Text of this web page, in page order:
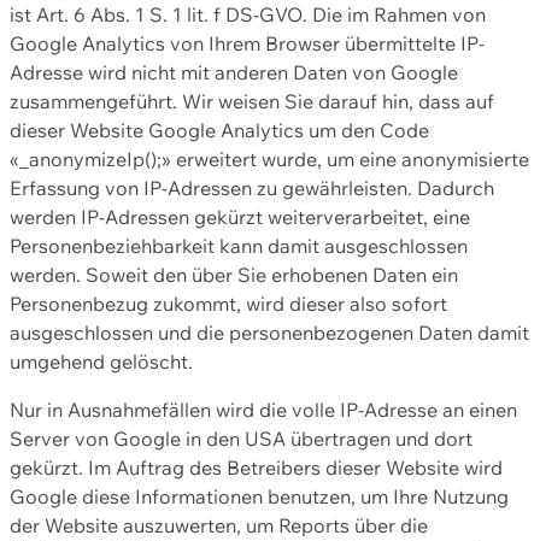
ist Art. 6 Abs. 1 S. 1 lit. f DS-GVO. Die im Rahmen von
Google Analytics von Ihrem Browser übermittelte IP-
Adresse wird nicht mit anderen Daten von Google
zusammengeführt. Wir weisen Sie darauf hin, dass auf
dieser Website Google Analytics um den Code
«_anonymizeIp();» erweitert wurde, um eine anonymisierte
Erfassung von IP-Adressen zu gewährleisten. Dadurch
werden IP-Adressen gekürzt weiterverarbeitet, eine
Personenbeziehbarkeit kann damit ausgeschlossen
werden. Soweit den über Sie erhobenen Daten ein
Personenbezug zukommt, wird dieser also sofort
ausgeschlossen und die personenbezogenen Daten damit
umgehend gelöscht.
Nur in Ausnahmefällen wird die volle IP-Adresse an einen
Server von Google in den USA übertragen und dort
gekürzt. Im Auftrag des Betreibers dieser Website wird
Google diese Informationen benutzen, um Ihre Nutzung
der Website auszuwerten, um Reports über die